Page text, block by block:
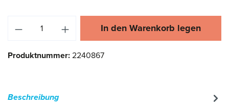
Produkt Anzahl: Gib den gewünschten
In den Warenkorb legen
Produktnummer:2240867
Beschreibung